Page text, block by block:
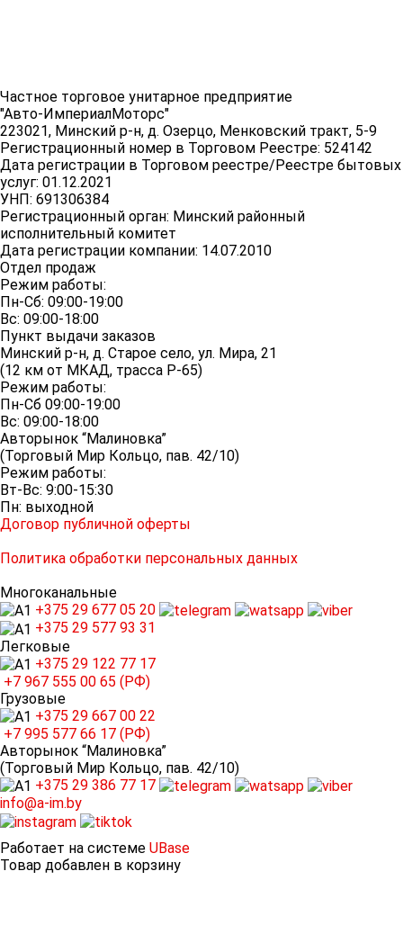
Частное торговое унитарное предприятие
"Авто-ИмпериалМоторс"
223021, Минский р-н, д. Озерцо, Менковский тракт, 5-9
Регистрационный номер в Торговом Реестре: 524142
Дата регистрации в Торговом реестре/Реестре бытовых
услуг: 01.12.2021
УНП: 691306384
Регистрационный орган: Минский районный
исполнительный комитет
Дата регистрации компании: 14.07.2010
Отдел продаж
Режим работы:
Пн-Сб: 09:00-19:00
Вс: 09:00-18:00
Пункт выдачи заказов
Минский р-н, д. Старое село, ул. Мира, 21
(12 км от МКАД, трасса P-65)
Режим работы:
Пн-Сб 09:00-19:00
Вс: 09:00-18:00
Авторынок “Малиновка”
(Торговый Мир Кольцо, пав. 42/10)
Режим работы:
Вт-Вс: 9:00-15:30
Пн: выходной
Договор публичной оферты
Политика обработки персональных данных
Многоканальные
+375 29 677 05 20
+375 29 577 93 31
Легковые
+375 29 122 77 17
+7 967 555 00 65 (РФ)
Грузовые
+375 29 667 00 22
+7 995 577 66 17 (РФ)
Авторынок “Малиновка”
(Торговый Мир Кольцо, пав. 42/10)
+375 29 386 77 17
info@a-im.by
Работает на системе UBase
Товар добавлен в корзину